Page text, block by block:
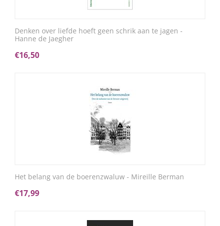
Denken over liefde hoeft geen schrik aan te jagen -
Hanne de Jaegher
€16,50
Het belang van de boerenzwaluw - Mireille Berman
€17,99